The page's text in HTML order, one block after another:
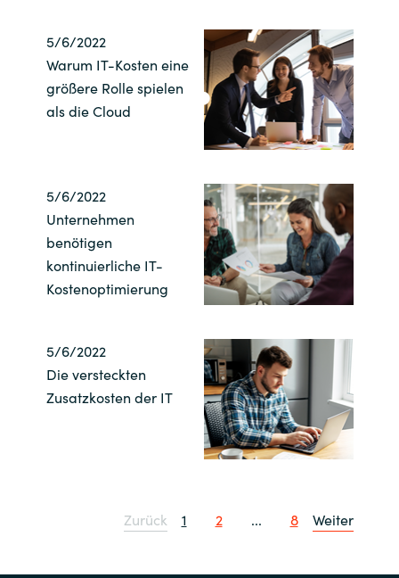
India
Indonesia
Kingdom of Saudi Arabia
Kuwait
Latvia
Lithuania
Middle East
Netherlands
Oman
5/6/2022
Warum IT-Kosten eine
größere Rolle spielen
als die Cloud
5/6/2022
Unternehmen
benötigen
kontinuierliche IT-
Kostenoptimierung
5/6/2022
Die versteckten
Zusatzkosten der IT
Zurück 1 2 ... 8 Weiter